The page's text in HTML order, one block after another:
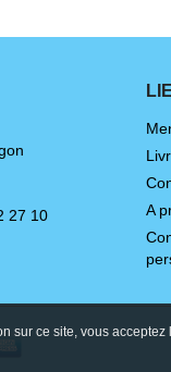
27 10
A
sur ce site, vous